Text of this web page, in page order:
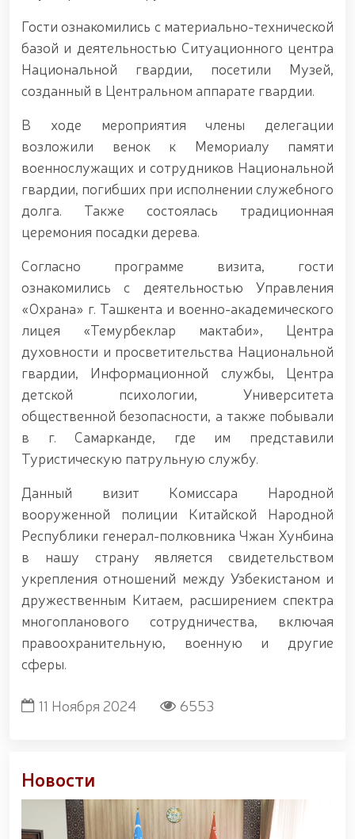
просветительский семинар-тренинг / / В
Республике Каракалпакстан гвардейцами
задержано лицо, незаконно перевозившее
растение, занесённое в Красную книгу / / В городе
Ташкент гвардейцами изъяты
несертифицированные пиротехнические изделия /
/ В Ферганской области пресечён незаконный
Продолжается процесс отбора кандидатов,
изъявивших желание поступить в Университет
общественной безопасности Национальной
гвардии / / Во исполнении задач, поставленных
главой государства по развитию олимпийского и
паралимпийского спорта на новый уровень, под
председательством Командующего Национальной
гвардией Р. Джураева состоялась конференция с
участием тренеров по стрельбе из лука
(паралимпийской стрельбе) / / Женщины-
военнослужащие Управления Национальной
гвардии по Сурхандарьинской области заняли
первое место в соревнованиях по волейболу среди
сотрудников правоохранительных органов / / В
открытом диалоге председателя комитета Сената
Олий Мажлиса участвовали доценты Университета
общественной безопасности Национальной
гвардии / / С учащимися "Темурбеклар мактаби"
Национальной гвардии проведено показательное
занятие на тему «Использование беспилотных
летательных аппаратов и их технические
характеристики» / / В Ташкентском Региональном
республиканский научно-практический семинар на
тему «Перспективы применения беспилотных
летательных аппаратов в системе охраны
объектов» / / Общественный порядок и
безопасность граждан будут обеспечены во время
молитв в священный месяц Рамазан / /
Гости ознакомились с материально-технической
базой и деятельностью Ситуационного центра
Национальной гвардии, посетили Музей,
созданный в Центральном аппарате гвардии.
В ходе мероприятия члены делегации
возложили венок к Мемориалу памяти
военнослужащих и сотрудников Национальной
гвардии, погибших при исполнении служебного
долга. Также состоялась традиционная
церемония посадки дерева.
Согласно программе визита, гости
ознакомились с деятельностью Управления
«Охрана» г. Ташкента и военно-академического
лицея «Темурбеклар мактаби», Центра
духовности и просветительства Национальной
гвардии, Информационной службы, Центра
детской психологии, Университета
общественной безопасности, а также побывали
в г. Самарканде, где им представили
Туристическую патрульную службу.
Данный визит Комиссара Народной
вооруженной полиции Китайской Народной
Республики генерал-полковника Чжан Хунбина
в нашу страну является свидетельством
укрепления отношений между Узбекистаном и
дружественным Китаем, расширением спектра
многопланового сотрудничества, включая
правоохранительную, военную и другие
сферы.
11 Ноября 2024 6553
Новости